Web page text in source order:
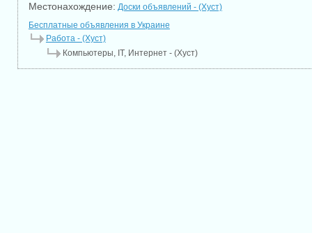
Местонахождение: Доски объявлений - (Хуст)
Бесплатные объявления в Украине
Работа - (Хуст)
Компьютеры, IT, Интернет - (Хуст)